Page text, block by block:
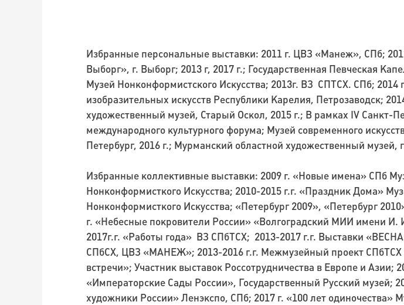
Избранные персональные выставки: 2011 г. ЦВЗ «Манеж», СПб;
Выборг», г. Выборг; 2013 г, 2017 г.; Государственная Певческая
Музей Нонконформистского Искусства; 2013г. ВЗ СПТСХ. СПб; 2014
изобразительных искусств Республики Карелия, Петрозаводск;
художественный музей, Старый Оскол, 2015 г.; В рамках IV Санкт-
международного культурного форума; Музей современного
Петербург, 2016 г.; Мурманский областной художественный музей,
Избранные коллективные выставки: 2009 г. «Новые имена» СПб
Нонконформисткого Искусства; 2010-2015 г.г. «Праздник Дома»
Нонконформисткого Искусства; «Петербург 2009», «Петербург
г. «Небесные покровители России» «Волгоградский МИИ имени
2017г.г. «Работы года» ВЗ СПбТСХ; 2013-2017 г.г. Выставки
СПбСХ, ЦВЗ «МАНЕЖ»; 2013-2016 г.г. Межмузейный проект СПбТСХ
встречи»; Участник выставок Россотрудничества в Европе и Азии;
«Императорские Сады России», Государственный Русский музей;
художники России» Ленэкспо, СПб; 2017 г. «100 лет одиночества»